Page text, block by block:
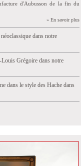
d'Aubusson de la fin du
» En savoir plus
dans notre
Grégoire dans notre
dans le style des Hache dans